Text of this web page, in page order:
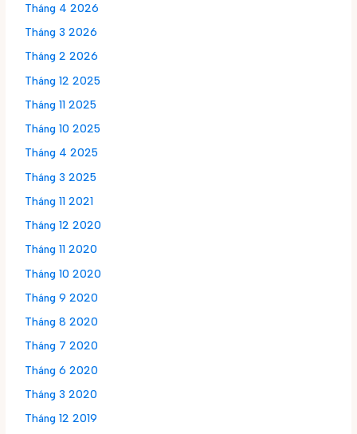
Tháng 4 2026
Tháng 3 2026
Tháng 2 2026
Tháng 12 2025
Tháng 11 2025
Tháng 10 2025
Tháng 4 2025
Tháng 3 2025
Tháng 11 2021
Tháng 12 2020
Tháng 11 2020
Tháng 10 2020
Tháng 9 2020
Tháng 8 2020
Tháng 7 2020
Tháng 6 2020
Tháng 3 2020
Tháng 12 2019